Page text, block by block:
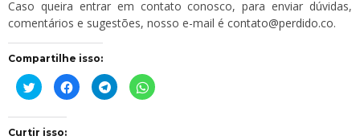
Caso queira entrar em contato conosco, para enviar dúvidas,
comentários e sugestões, nosso e-mail é contato@perdido.co.
Compartilhe isso:
Clique
para
compartilhar
em
Clique
para
compartilhar
Clique
para
compartilhar
Clique
para
Curtir isso: